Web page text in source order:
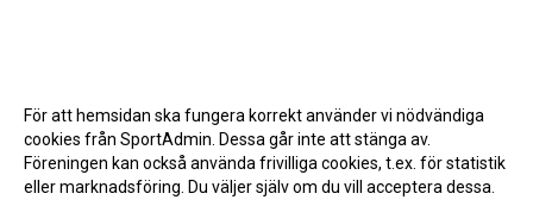
För att hemsidan ska fungera korrekt använder vi nödvändiga
cookies från SportAdmin. Dessa går inte att stänga av.
Föreningen kan också använda frivilliga cookies, t.ex. för statistik
eller marknadsföring. Du väljer själv om du vill acceptera dessa.